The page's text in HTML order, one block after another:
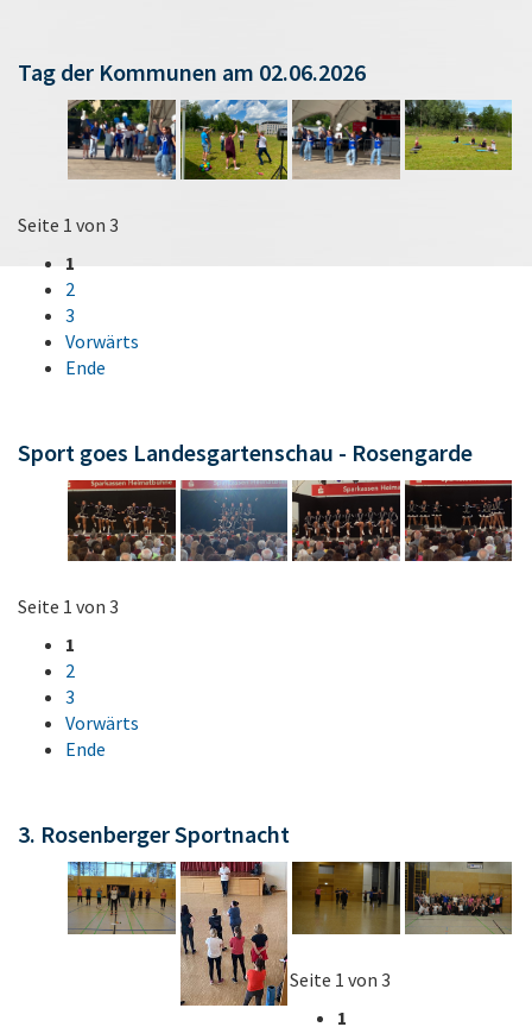
Tag der Kommunen am 02.06.2026
Seite 1 von 3
1
2
3
Vorwärts
Ende
Sport goes Landesgartenschau - Rosengarde
Seite 1 von 3
1
2
3
Vorwärts
Ende
3. Rosenberger Sportnacht
Seite 1 von 3
1